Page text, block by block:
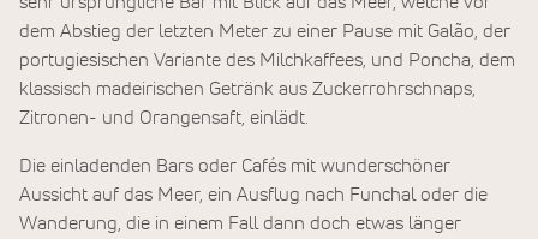
dem Abstieg der letzten Meter zu einer Pause mit Galão, der
portugiesischen Variante des Milchkaffees, und Poncha, dem
klassisch madeirischen Getränk aus Zuckerrohrschnaps,
Zitronen- und Orangensaft, einlädt.
Die einladenden Bars oder Cafés mit wunderschöner
Aussicht auf das Meer, ein Ausflug nach Funchal oder die
Wanderung, die in einem Fall dann doch etwas länger